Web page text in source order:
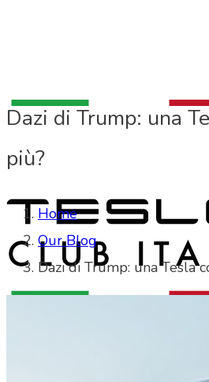
Dazi di Trump: una
più?
Home
Our Blog
Dazi di Trump: una Tesla